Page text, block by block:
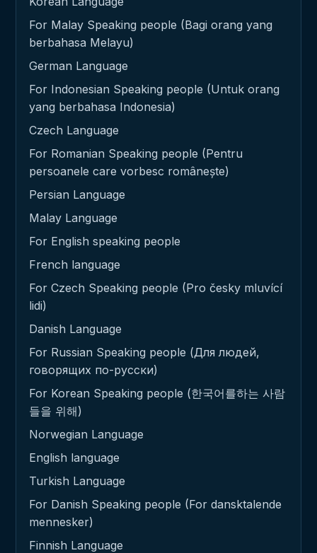
For Malay Speaking people (Bagi orang yang
berbahasa Melayu)
German Language
For Indonesian Speaking people (Untuk orang
yang berbahasa Indonesia)
Czech Language
For Romanian Speaking people (Pentru
persoanele care vorbesc românește)
Persian Language
Malay Language
For English speaking people
French language
For Czech Speaking people (Pro česky mluvící
lidi)
Danish Language
For Russian Speaking people (Для людей,
говорящих по-русски)
For Korean Speaking people (한국어를하는 사람
들을 위해)
Norwegian Language
English language
Turkish Language
For Danish Speaking people (For dansktalende
mennesker)
Finnish Language